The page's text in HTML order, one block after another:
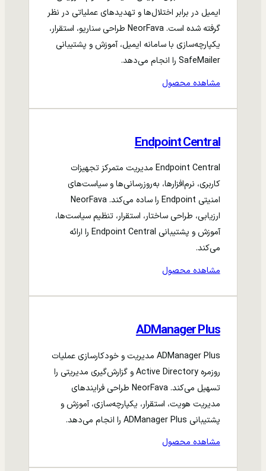
ایمیل در برابر اختلال‌ها و تهدیدهای عملیاتی در نظر
گرفته شده است. NeorFava طراحی سناریو، استقرار،
یکپارچه‌سازی با سامانه ایمیل، آموزش و پشتیبانی
SafeMailer را انجام می‌دهد.
مشاهده محصول
Endpoint Central
Endpoint Central مدیریت متمرکز تجهیزات
کاربری، نرم‌افزارها، به‌روزرسانی‌ها و سیاست‌های
امنیتی Endpoint را ساده می‌کند. NeorFava
ارزیابی، طراحی ساختار، استقرار، تنظیم سیاست‌ها،
آموزش و پشتیبانی Endpoint Central را ارائه
می‌کند.
مشاهده محصول
ADManager Plus
ADManager Plus مدیریت و خودکارسازی عملیات
روزمره Active Directory و گزارش‌گیری مدیریتی را
تسهیل می‌کند. NeorFava طراحی فرایندهای
مدیریت هویت، استقرار، یکپارچه‌سازی، آموزش و
پشتیبانی ADManager Plus را انجام می‌دهد.
مشاهده محصول